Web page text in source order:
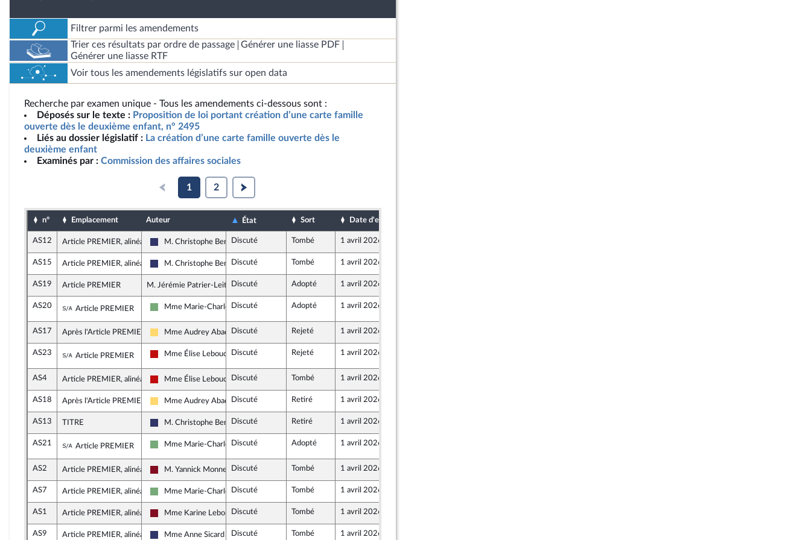
Filtrer parmi les amendements
Trier ces résultats par ordre de passage
Générer une liasse PDF
Générer une liasse RTF
Voir tous les amendements législatifs sur open data
Recherche par examen unique - Tous les amendements ci-dessous sont :
Déposés sur le texte : Proposition de loi portant création d’une carte famille
ouverte dès le deuxième enfant, n° 2495
Liés au dossier législatif : La création d’une carte famille ouverte dès le
deuxième enfant
Examinés par : Commission des affaires sociales
1 2
n° Emplacement Auteur État Sort Date d'examen
AS12 Article PREMIER, alinéa 2
Rassemblement National
M. Christophe BentzDiscuté Tombé 1 avril 2026
AS15 Article PREMIER, alinéa 2
Rassemblement National
M. Christophe BentzDiscuté Tombé 1 avril 2026
AS19 Article PREMIER M. Jérémie Patrier-Leitus, rapporteur
Discuté Adopté 1 avril 2026
AS20 Sous-amendement de l'amendement n°AS19
Article PREMIER Écologiste et Social
Mme Marie-Charlotte Garin
Discuté Adopté 1 avril 2026
AS17 Après l'Article PREMIER
Libertés, Indépendants, Outre-mer et Territoires
Mme Audrey Abadie-Amiel
Discuté Rejeté 1 avril 2026
AS23 Sous-amendement de l'amendement n°AS19
Article PREMIER La France insoumise - Nouveau Front Populaire
Mme Élise LeboucherDiscuté Rejeté 1 avril 2026
AS4 Article PREMIER, alinéa 2
La France insoumise - Nouveau Front Populaire
Mme Élise LeboucherDiscuté Tombé 1 avril 2026
AS18 Après l'Article PREMIER
Libertés, Indépendants, Outre-mer et Territoires
Mme Audrey Abadie-Amiel
Discuté Retiré 1 avril 2026
AS13 TITRE
Rassemblement National
M. Christophe BentzDiscuté Retiré 1 avril 2026
AS21 Sous-amendement de l'amendement n°AS19
Article PREMIER Écologiste et Social
Mme Marie-Charlotte Garin
Discuté Adopté 1 avril 2026
AS2 Article PREMIER, alinéa 2
Gauche Démocrate et Républicaine
M. Yannick Monnet Discuté Tombé 1 avril 2026
AS7 Article PREMIER, alinéa 2
Écologiste et Social
Mme Marie-Charlotte Garin
Discuté Tombé 1 avril 2026
AS1 Article PREMIER, alinéa 2
Gauche Démocrate et Républicaine
Mme Karine Lebon Discuté Tombé 1 avril 2026
AS9 Article PREMIER, alinéa 2 Mme Anne Sicard Discuté Tombé 1 avril 2026